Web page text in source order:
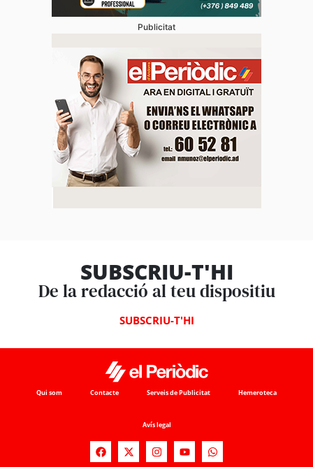
Publicitat
SUBSCRIU-T'HI
De la redacció al teu dispositiu
SUBSCRIU-T'HI
Qui som Contacte Serveis de Publicitat Hemeroteca
Avís legal